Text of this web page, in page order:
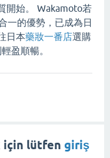
開始。 Wakamoto若
一的優勢，已成為日
日本藥妝一番店選購
盈順暢。
için lütfen giriş